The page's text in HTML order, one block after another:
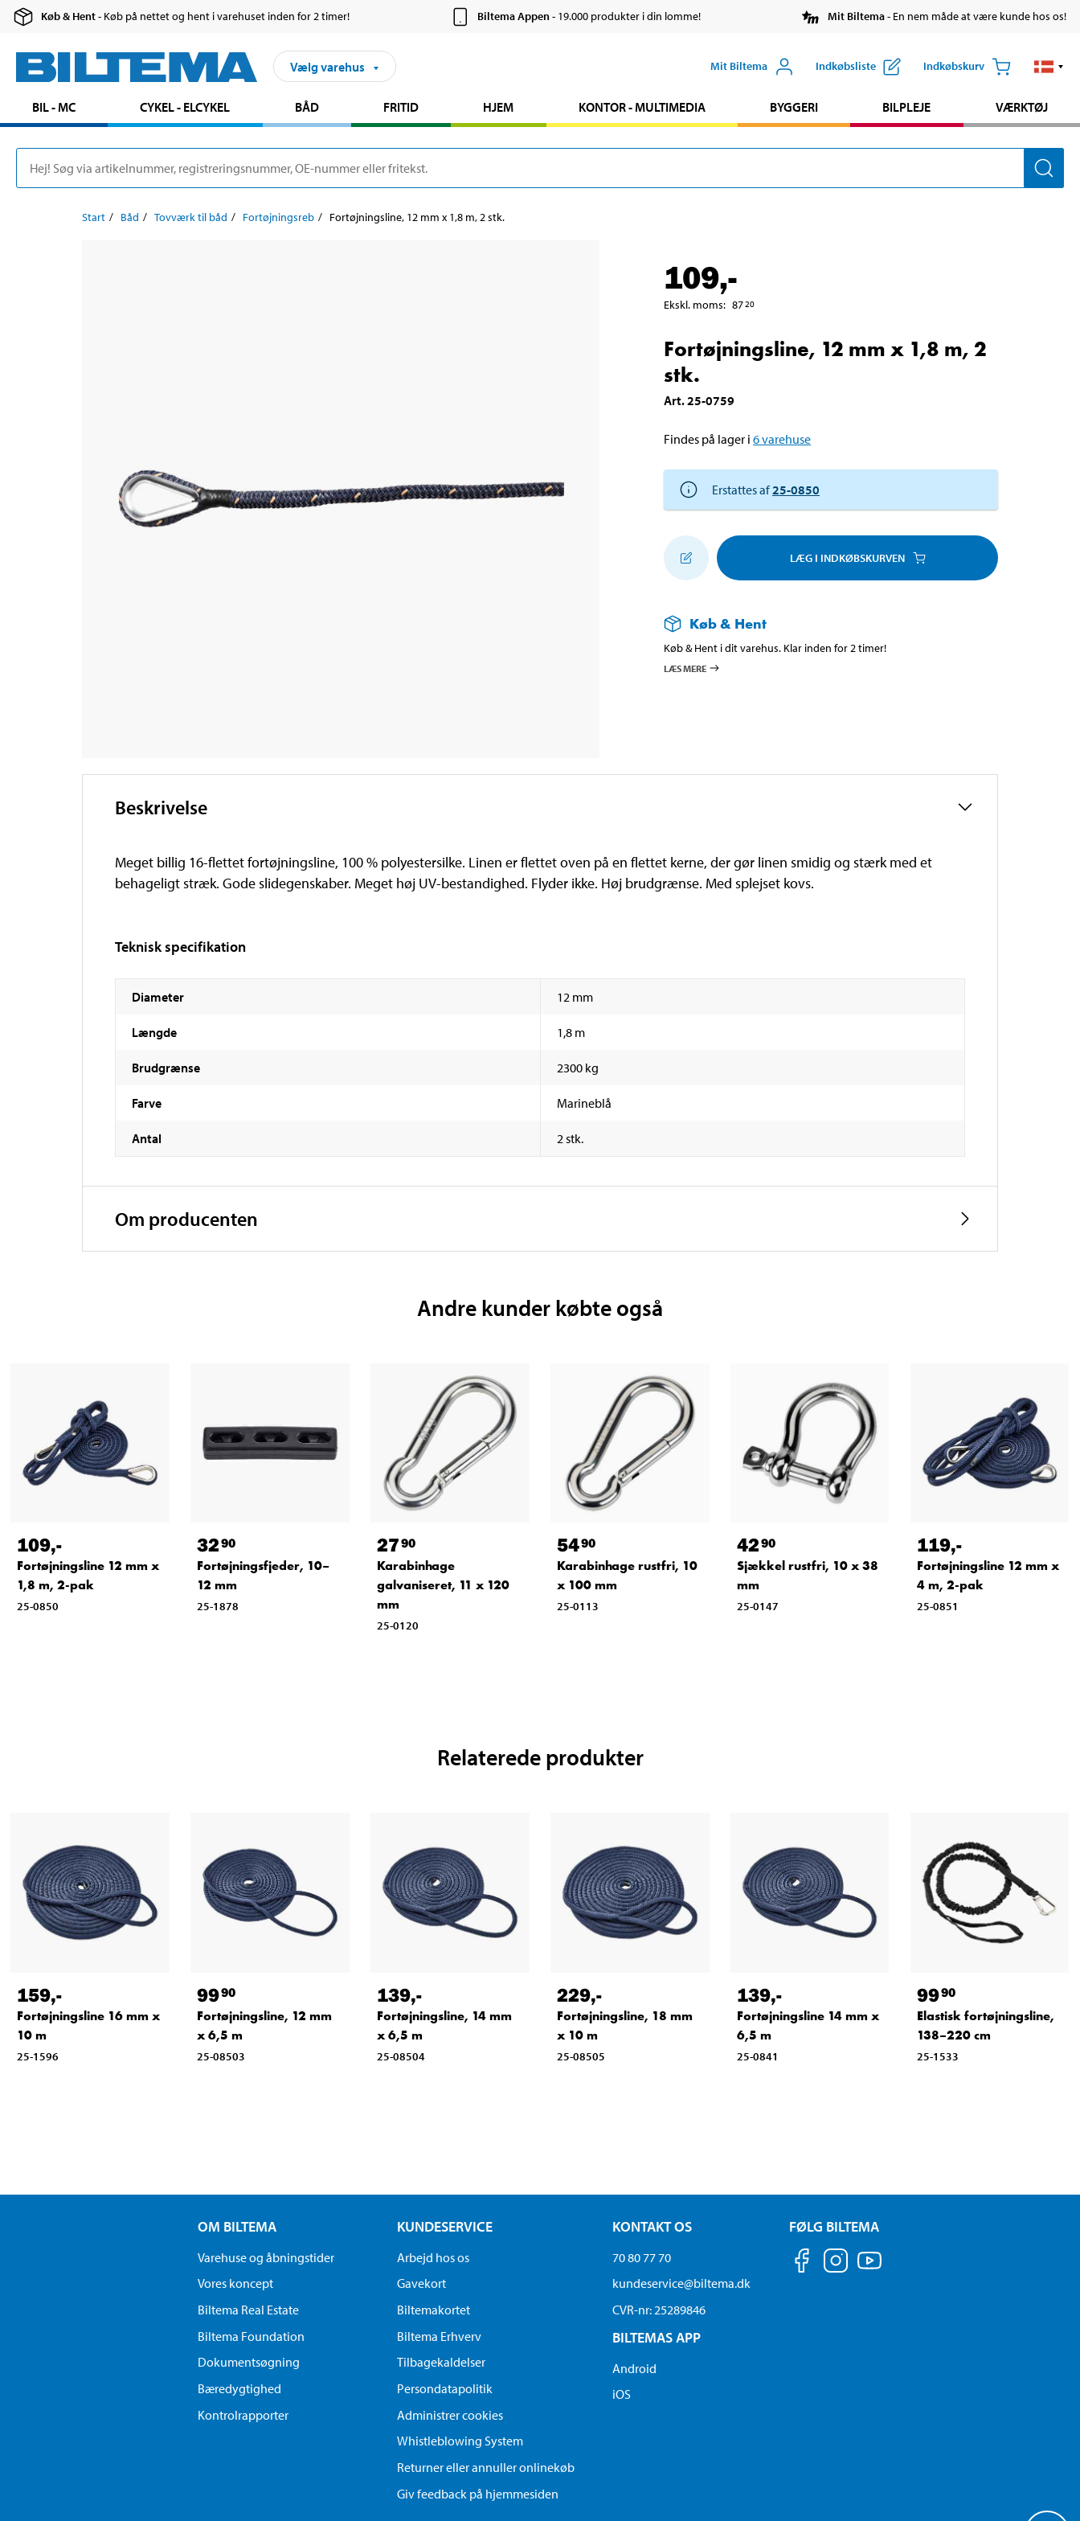
Køb & Hent- Køb på nettet og hent i varehuset inden for 2 timer! Biltema Appen- 19.000 produkter i din lomme! Mit Biltema- En nem måde at være kunde hos os!
Vælg varehus Mit Biltema Indkøbsliste Indkøbskurv
BIL - MC CYKEL - ELCYKEL BÅD FRITID HJEM KONTOR - MULTIMEDIA BYGGERI BILPLEJE VÆRKTØJ
Start Båd Tovværk til båd Fortøjningsreb Fortøjningsline, 12 mm x 1,8 m, 2 stk.
109,-
Ekskl. moms: 87 20
Fortøjningsline, 12 mm x 1,8 m, 2
stk.
Art.25-0759
Findes på lager i 6varehuse
Erstattes af25-0850
LÆG I INDKØBSKURVEN
Køb & Hent
Køb & Hent i dit varehus. Klar inden for 2 timer!
LÆS MERE
Beskrivelse
Meget billig 16-flettet fortøjningsline, 100 % polyestersilke. Linen er flettet oven på en flettet kerne, der gør linen smidig og stærk med et
behageligt stræk. Gode slidegenskaber. Meget høj UV-bestandighed. Flyder ikke. Høj brudgrænse. Med splejset kovs.
Teknisk specifikation
Diameter 12 mm
Længde 1,8 m
Brudgrænse 2300 kg
Farve Marineblå
Antal 2 stk.
Om producenten
Andre kunder købte også
109,-
Fortøjningsline 12 mm x
1,8 m, 2-pak
25-0850
3290
Fortøjningsfjeder, 10–
12 mm
25-1878
2790
Karabinhage
galvaniseret, 11 x 120
mm
25-0120
5490
Karabinhage rustfri, 10
x 100 mm
25-0113
4290
Sjækkel rustfri, 10 x 38
mm
25-0147
119,-
Fortøjningsline 12 mm x
4 m, 2-pak
25-0851
Relaterede produkter
159,-
Fortøjningsline 16 mm x
10 m
25-1596
9990
Fortøjningsline, 12 mm
x 6,5 m
25-08503
139,-
Fortøjningsline, 14 mm
x 6,5 m
25-08504
229,-
Fortøjningsline, 18 mm
x 10 m
25-08505
139,-
Fortøjningsline 14 mm x
6,5 m
25-0841
9990
Elastisk fortøjningsline,
138–220 cm
25-1533
OM BILTEMA
Varehuse og åbningstider
Vores koncept
Biltema Real Estate
Biltema Foundation
Dokumentsøgning
Bæredygtighed
Kontrolrapporter
KUNDESERVICE
Arbejd hos os
Gavekort
Biltemakortet
Biltema Erhverv
Tilbagekaldelser
Persondatapolitik
Administrer cookies
Whistleblowing System
Returner eller annuller onlinekøb
Giv feedback på hjemmesiden
KONTAKT OS
70 80 77 70
kundeservice@biltema.dk
CVR-nr: 25289846
BILTEMAS APP
Android
iOS
FØLG BILTEMA